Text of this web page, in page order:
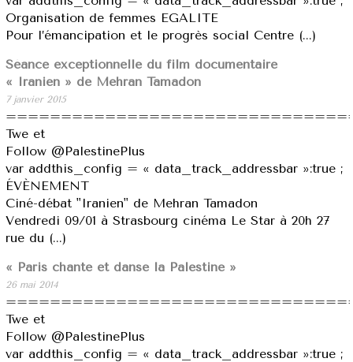
Organisation de femmes EGALITE
Pour l’émancipation et le progrès social Centre (...)
Séance exceptionnelle du ​film documentaire
« Iranien »​ de​ Mehran Tamadon​
7 janvier 2015
Twe et
Follow @PalestinePlus
var addthis_config = « data_track_addressbar »:true ;
ÉVÈNEMENT
Ciné-débat ​"Iranien"​ ​de​ Mehran Tamadon
Vendredi 09/01 à Strasbourg cinéma Le Star à 20h​​ 27
rue du (...)
« Paris chante et danse la Palestine »
26 mai 2014
Twe et
Follow @PalestinePlus
var addthis_config = « data_track_addressbar »:true ;